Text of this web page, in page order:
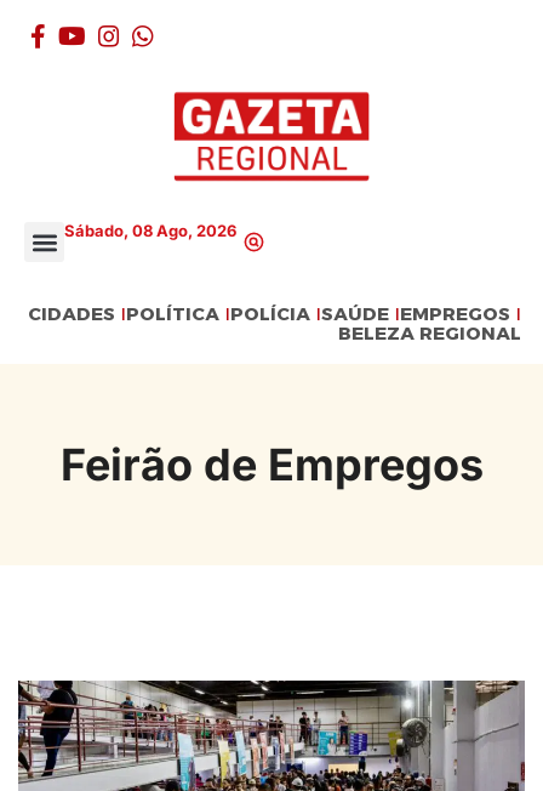
Sábado, 08 Ago, 2026
CIDADES POLÍTICA POLÍCIA SAÚDE EMPREGOS
BELEZA REGIONAL
Feirão de Empregos